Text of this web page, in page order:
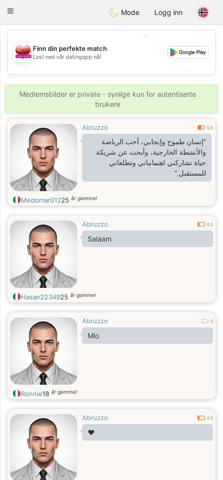
Maroc Dating
Toggle
Mode Logg inn
💖
💕
Finn din perfekte match
Last ned vår datingapp nå!
Medlemsbilder er private - synlige kun for autentiserte
brukere
Abruzzo 0.5
"إنسان طموح وإيجابي، أحب الرياضة
والأنشطة الخارجية، وأبحث عن شريكة
حياة تشاركني اهتماماتي وتطلعاتي
للمستقبل."
Medomar01225 år gammel
Abruzzo 0.2
Salaam
Hasan2234925 år gammel
Abruzzo 0
Mio
Ronnie18 år gammel
Abruzzo 0.2
❤️